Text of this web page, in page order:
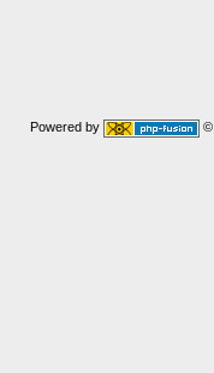
Powered by ©